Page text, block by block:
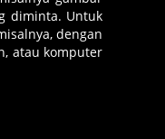
diminta. Untuk
dengan
atau komputer